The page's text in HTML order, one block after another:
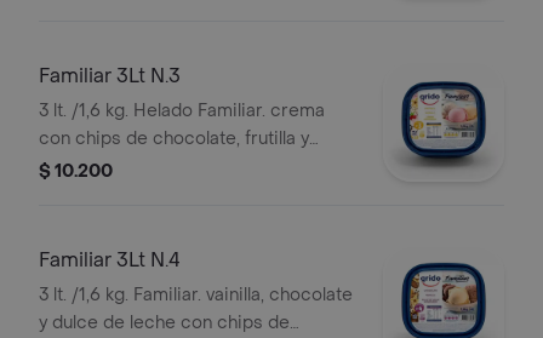
Familiar 3Lt N.3
3 lt. /1,6 kg. Helado Familiar. crema
con chips de chocolate, frutilla y
vainilla.
$ 10.200
Familiar 3Lt N.4
3 lt. /1,6 kg. Familiar. vainilla, chocolate
y dulce de leche con chips de